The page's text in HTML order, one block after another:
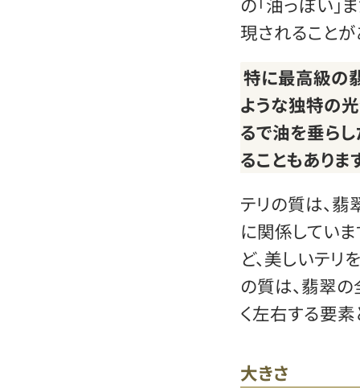
現されることが
特に最高級の
ような独特の光
るで油を垂ら
ることもありま
テリの質は、
に関係してい
ど、美しいテリ
の質は、翡翠
く左右する要素
大きさ